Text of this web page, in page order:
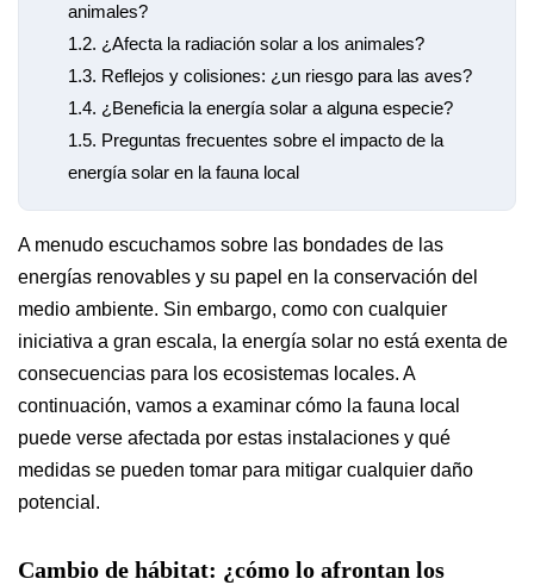
animales?
1.2. ¿Afecta la radiación solar a los animales?
1.3. Reflejos y colisiones: ¿un riesgo para las aves?
1.4. ¿Beneficia la energía solar a alguna especie?
1.5. Preguntas frecuentes sobre el impacto de la
energía solar en la fauna local
A menudo escuchamos sobre las bondades de las
energías renovables y su papel en la conservación del
medio ambiente. Sin embargo, como con cualquier
iniciativa a gran escala, la energía solar no está exenta de
consecuencias para los ecosistemas locales. A
continuación, vamos a examinar cómo la fauna local
puede verse afectada por estas instalaciones y qué
medidas se pueden tomar para mitigar cualquier daño
potencial.
Cambio de hábitat: ¿cómo lo afrontan los